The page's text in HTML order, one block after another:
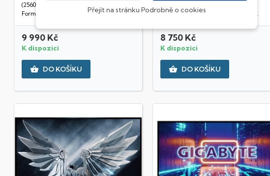
(2560x1440px), Frekvence 240 Hz,
Formát obrazu 16:9, Doba odezvy 1...
9 990 Kč
K dispozici
 DO KOŠÍKU
Formát obrazu 16:9, Doba odezvy 1...
8 750 Kč
K dispozici
 DO KOŠÍKU
Přejít na stránku Podrobně o cookies